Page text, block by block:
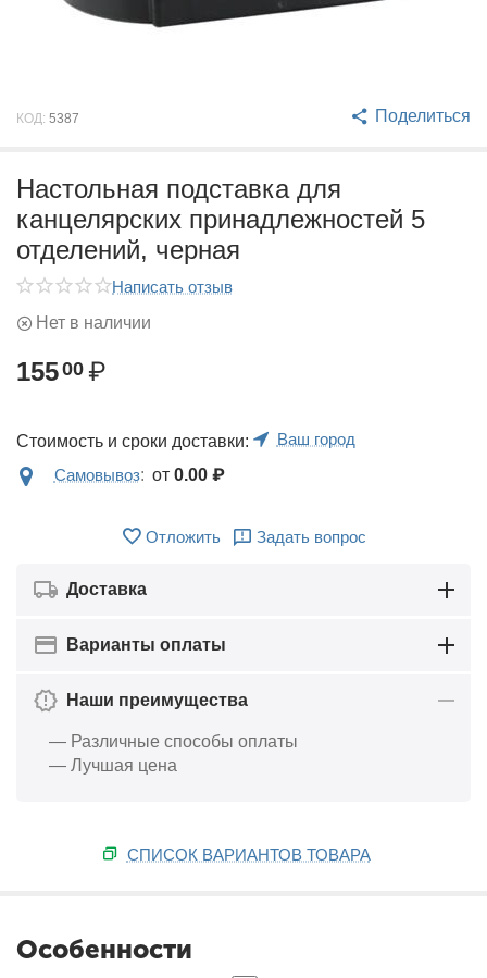
КОД: 5387 Поделиться
Настольная подставка для
канцелярских принадлежностей 5
отделений, черная
Написать отзыв
Нет в наличии
15500 ₽
Стоимость и сроки доставки:
Ваш город
Самовывоз: от 0.00 ₽
Отложить Задать вопрос
Доставка
Варианты оплаты
Наши преимущества
— Различные способы оплаты
— Лучшая цена
СПИСОК ВАРИАНТОВ ТОВАРА
Особенности